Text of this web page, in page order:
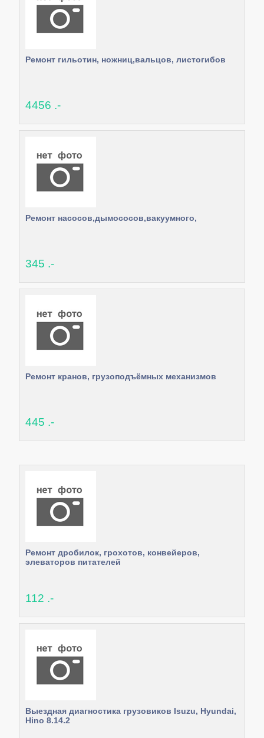
Ремонт гильотин, ножниц,вальцов, листогибов
4456 .-
Ремонт насосов,дымососов,вакуумного,
345 .-
Ремонт кранов, грузоподъёмных механизмов
445 .-
Ремонт дробилок, грохотов, конвейеров,
элеваторов питателей
112 .-
Выездная диагностика грузовиков Isuzu, Hyundai,
Hino 8.14.2